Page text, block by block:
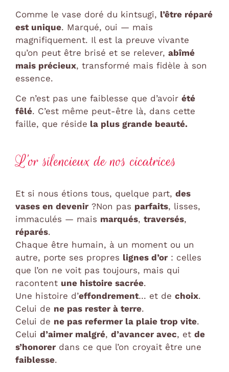
Comme le vase doré du kintsugi, l’être réparé
est unique. Marqué, oui — mais
magnifiquement. Il est la preuve vivante
qu’on peut être brisé et se relever, abîmé
mais précieux, transformé mais fidèle à son
essence.
Ce n’est pas une faiblesse que d’avoir été
fêlé. C’est même peut-être là, dans cette
faille, que réside la plus grande beauté.
L’or silencieux de nos cicatrices
Et si nous étions tous, quelque part, des
vases en devenir ?Non pas parfaits, lisses,
immaculés — mais marqués, traversés,
réparés.
Chaque être humain, à un moment ou un
autre, porte ses propres lignes d’or : celles
que l’on ne voit pas toujours, mais qui
racontent une histoire sacrée.
Une histoire d’effondrement… et de choix.
Celui de ne pas rester à terre.
Celui de ne pas refermer la plaie trop vite.
Celui d’aimer malgré, d’avancer avec, et de
s’honorer dans ce que l’on croyait être une
faiblesse.